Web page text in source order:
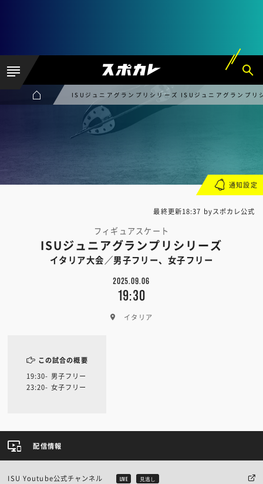
ISUジュニアグランプリシリーズ ISUジュニアグランプ
最終更新18:37 byスポカレ公式
フィギュアスケート
ISUジュニアグランプリシリーズ
イタリア大会／男子フリー、女子フリー
2025.09.06
19:30
イタリア
通知設定
この試合の概要
19:30- 男子フリー
23:20- 女子フリー
配信情報
ISU Youtube公式チャンネル LIVE 見逃し